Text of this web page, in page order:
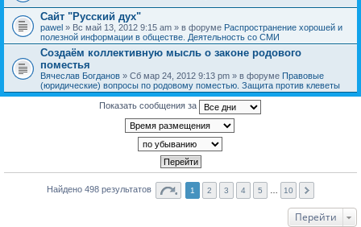
Сайт "Русский дух"
pawel » Вс май 13, 2012 9:15 am » в форуме Распространение хорошей и
полезной информации в обществе. Деятельность со СМИ
Создаём коллективную мысль о законе родового
поместья
Вячеслав Богданов » Сб мар 24, 2012 9:13 pm » в форуме Правовые
(юридические) вопросы по родовому поместью. Защита против клеветы
Показать сообщения за
Найдено 498 результатов 1 2 3 4 5 10
Перейти